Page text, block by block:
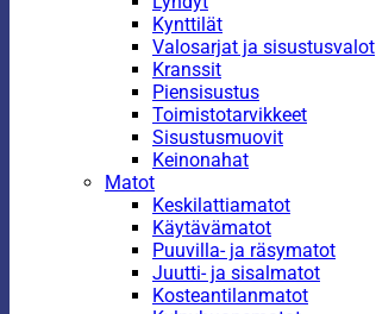
Kynttilät
Valosarjat ja sisustusvalot
Kranssit
Piensisustus
Toimistotarvikkeet
Sisustusmuovit
Keinonahat
Matot
Keskilattiamatot
Käytävämatot
Puuvilla- ja räsymatot
Juutti- ja sisalmatot
Kosteantilanmatot